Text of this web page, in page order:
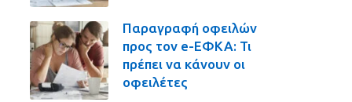
Παραγραφή οφειλών
προς τον e-ΕΦΚΑ: Τι
πρέπει να κάνουν οι
οφειλέτες